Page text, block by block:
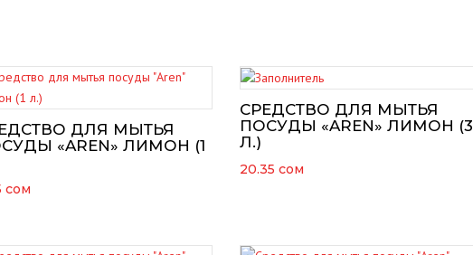
ДЛЯ МЫТЬЯ
«AREN» ЛИМОН (1
сом
СРЕДСТВО ДЛЯ МЫТЬЯ
ПОСУДЫ «AREN» ЛИМОН (3
Л.)
20.35 сом